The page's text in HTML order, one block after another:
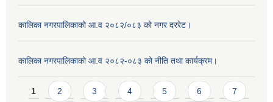
कालिका नगरपालिकाको आ.व २०८२/०८३ को नगर दररेट।
कालिका नगरपालिकाको आ.व २०८२-०८३ को नीति तथा कार्यक्रम।
Pages
1 2 3 4 5 6 7